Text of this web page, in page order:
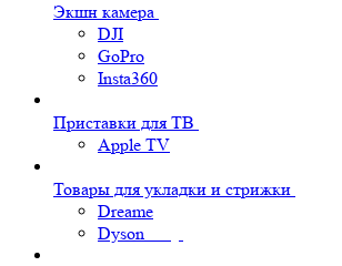
Экшн камера
DJI
GoPro
Insta360
Приставки для ТВ
Apple TV
Товары для укладки и стрижки
Dreame
Dyson